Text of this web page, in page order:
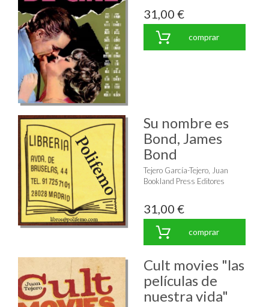
31,00 €
comprar
Su nombre es
Bond, James
Bond
Tejero García-Tejero, Juan
Bookland Press Editores
31,00 €
comprar
Cult movies "las
películas de
nuestra vida"